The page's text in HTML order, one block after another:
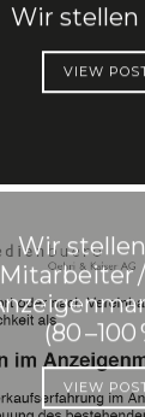
Wir stellen
VIEW
Wir
Mitarbeiter
(80 –100
VIEW